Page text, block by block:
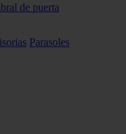
de puerta
Parasoles